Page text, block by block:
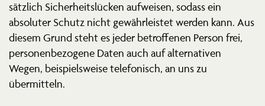
sätzlich Sicher­heits­lücken aufweisen, sodass ein
absoluter Schutz nicht gewähr­leistet werden kann. Aus
diesem Grund steht es jeder betrof­fenen Person frei,
perso­nen­be­zogene Daten auch auf alter­na­tiven
Wegen, beispiels­weise telefo­nisch, an uns zu
übermitteln.